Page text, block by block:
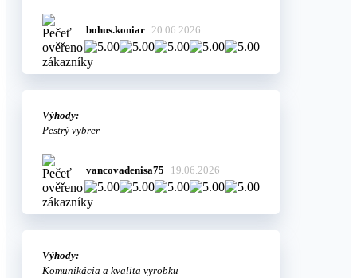
bohus.koniar 20.06.2026
Výhody:
Pestrý vybrer
vancovadenisa75 19.06.2026
Výhody:
Komunikácia a kvalita vyrobku